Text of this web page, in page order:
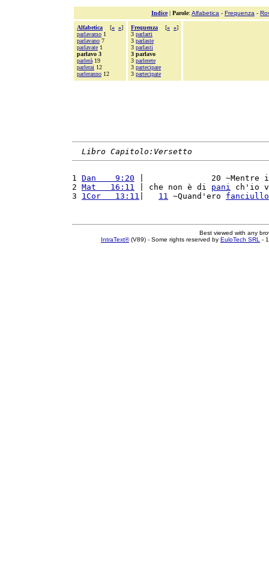
Indice| Parole: Alfabetica - Frequenza -
Alfabetica [« »]
parlavamo 1
parlavano 7
parlavate 1
parlavo 3
parlerà 19
parlerai 12
parleranno 12
Frequenza [« »]
3 parlarti
3 parlaste
3 parlasti
3 parlavo
3 parlerete
3 partecipare
3 partecipate
Libro Capitolo:Versetto
1 Dan    9:20 |              20 ~Mentre
2 Mat   16:11 | che non è di pani ch'io
3 1Cor   13:11 11 ~Quand'ero fanciullo
Best viewed with any
IntraText®(V89) - Some rights reserved by EuloTech SRL -